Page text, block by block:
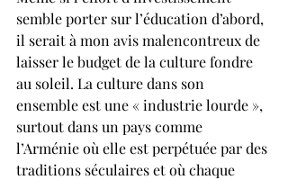
semble porter sur l’éducation d’abord,
il serait à mon avis malencontreux de
laisser le budget de la culture fondre
au soleil. La culture dans son
ensemble est une « industrie lourde »,
surtout dans un pays comme
l’Arménie où elle est perpétuée par des
traditions séculaires et où chaque